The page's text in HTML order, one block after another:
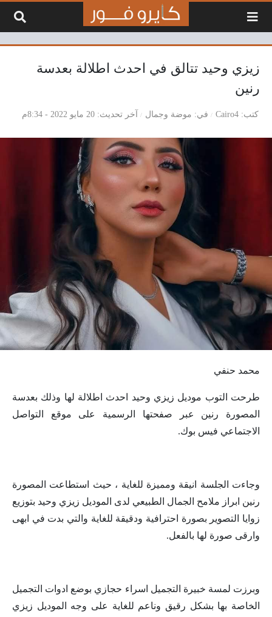
زيزي وحيد تتالق في احدث اطلالة بعدسة
رنين
كتب Cairo4 في موضة وجمال آخر تحديث 20 مايو 2022 - 8:34م
محمد حنفي
طرحت التوب موديل زيزي وحيد احدث اطلالة لها وذلك بعدسة
المصورة رنين عبر صفحتها الرسمية على موقع التواصل
الاجتماعي فيس بوك.
وجاءت الجلسة انيقة ومميزة للغاية ، حيث استطاعت المصورة
رنين ابراز ملامح الجمال الطبيعي لدى الموديل زيزي وحيد بتوزيع
زوايا التصوير بصورة احترافية ودقيقة للغاية والتي بدت في ابهى
وارقى صورة لها بالفعل.
وبرزت لمسة خبيرة التجميل اسراء حجازي بوضع ادوات التجميل
الخاصة بها بشكل رقيق وناعم للغاية على وجه الموديل زيزي